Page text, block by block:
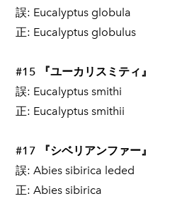
誤: Eucalyptus globula
正: Eucalyptus globulus
#15 『ユーカリスミティ』
誤: Eucalyptus smithi
正: Eucalyptus smithii
#17 『シベリアンファー』
誤: Abies sibirica leded
正: Abies sibirica